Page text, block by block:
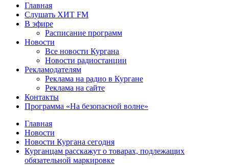
Главная
Слушать ХИТ FM
В эфире
Расписание программ
Новости
Все новости Кургана
Новости радиостанции
Рекламодателям
Реклама на радио в Кургане
Реклама на сайте
Контакты
Программа «На безопасной волне»
Главная
Новости
Новости Кургана сегодня
Курганцам расскажут о товарах, подлежащих
обязательной маркировке